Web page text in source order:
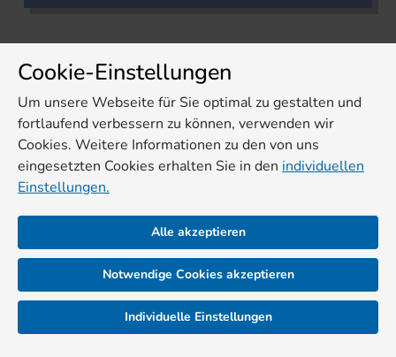
Cookie-Einstellungen
Um unsere Webseite für Sie optimal zu gestalten und
fortlaufend verbessern zu können, verwenden wir
Cookies. Weitere Informationen zu den von uns
eingesetzten Cookies erhalten Sie in den individuellen
Einstellungen.
Alle akzeptieren
Notwendige Cookies akzeptieren
Individuelle Einstellungen